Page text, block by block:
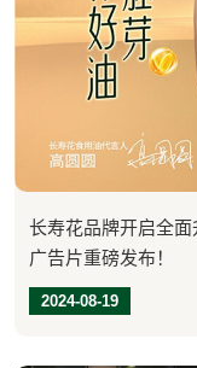
长寿花品牌开启全
广告片重磅发布！
2024-08-19